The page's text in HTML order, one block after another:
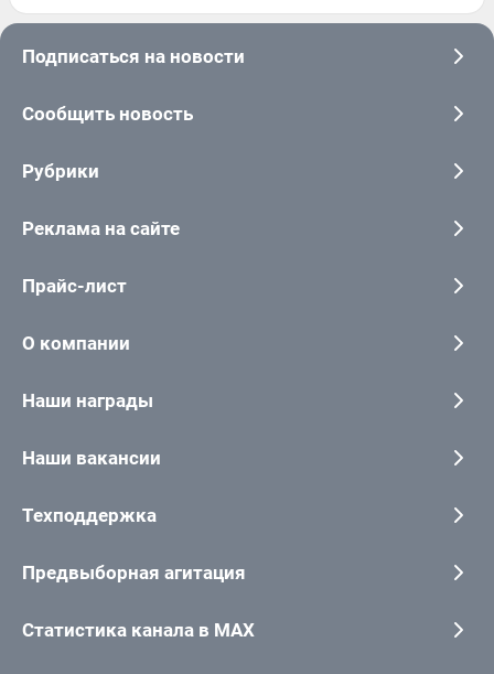
Подписаться на новости
Сообщить новость
Рубрики
Реклама на сайте
Прайс-лист
О компании
Наши награды
Наши вакансии
Техподдержка
Предвыборная агитация
Статистика канала в MAX